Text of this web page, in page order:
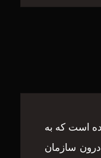
است که به
سازمان